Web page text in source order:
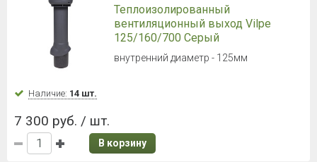
Теплоизолированный
вентиляционный выход Vilpe
125/160/700 Серый
внутренний диаметр - 125мм
Наличие: 14 шт.
7 300 руб. / шт.
В корзину